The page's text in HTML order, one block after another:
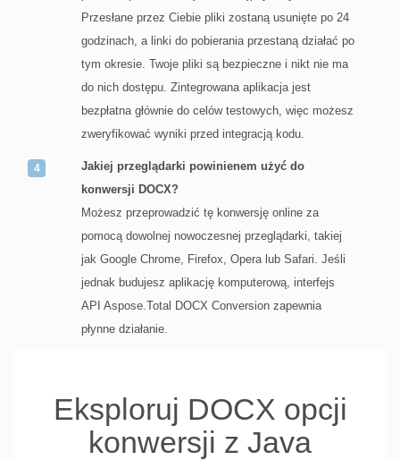
Przesłane przez Ciebie pliki zostaną usunięte po 24
godzinach, a linki do pobierania przestaną działać po
tym okresie. Twoje pliki są bezpieczne i nikt nie ma
do nich dostępu. Zintegrowana aplikacja jest
bezpłatna głównie do celów testowych, więc możesz
zweryfikować wyniki przed integracją kodu.
Jakiej przeglądarki powinienem użyć do
konwersji DOCX?
Możesz przeprowadzić tę konwersję online za
pomocą dowolnej nowoczesnej przeglądarki, takiej
jak Google Chrome, Firefox, Opera lub Safari. Jeśli
jednak budujesz aplikację komputerową, interfejs
API Aspose.Total DOCX Conversion zapewnia
płynne działanie.
Eksploruj DOCX opcji
konwersji z Java